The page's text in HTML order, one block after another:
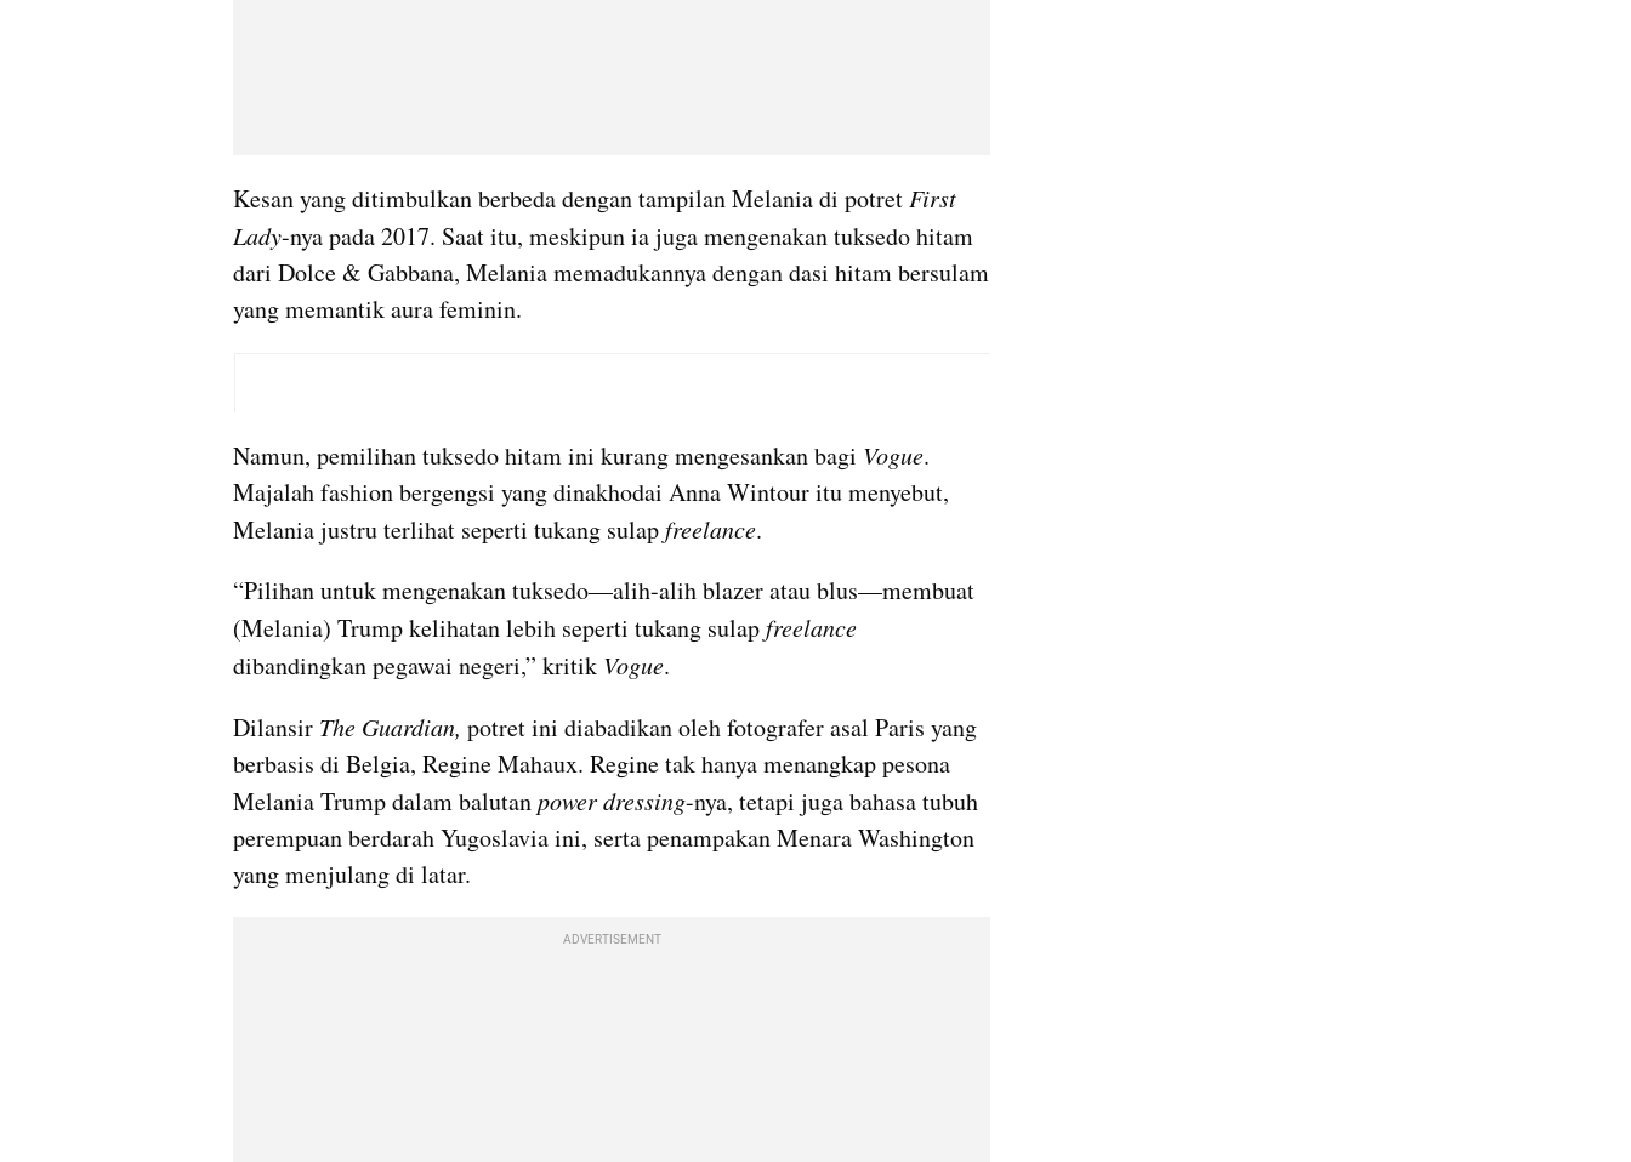
Kesan yang ditimbulkan berbeda dengan tampilan Melania di potret First
Lady-nya pada 2017. Saat itu, meskipun ia juga mengenakan tuksedo hitam
dari Dolce & Gabbana, Melania memadukannya dengan dasi hitam bersulam
yang memantik aura feminin.
Namun, pemilihan tuksedo hitam ini kurang mengesankan bagi Vogue.
Majalah fashion bergengsi yang dinakhodai Anna Wintour itu menyebut,
Melania justru terlihat seperti tukang sulap freelance.
“Pilihan untuk mengenakan tuksedo—alih-alih blazer atau blus—membuat
(Melania) Trump kelihatan lebih seperti tukang sulap freelance
dibandingkan pegawai negeri,” kritik Vogue.
Dilansir The Guardian, potret ini diabadikan oleh fotografer asal Paris yang
berbasis di Belgia, Regine Mahaux. Regine tak hanya menangkap pesona
Melania Trump dalam balutan power dressing-nya, tetapi juga bahasa tubuh
perempuan berdarah Yugoslavia ini, serta penampakan Menara Washington
yang menjulang di latar.
ADVERTISEMENT